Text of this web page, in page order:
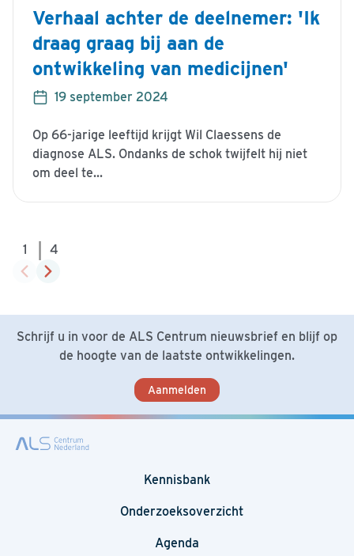
Verhaal achter de deelnemer: 'Ik
draag graag bij aan de
ontwikkeling van medicijnen'
19 september 2024
Op 66-jarige leeftijd krijgt Wil Claessens de
diagnose ALS. Ondanks de schok twijfelt hij niet
om deel te...
1 4
Schrijf u in voor de ALS Centrum nieuwsbrief en blijf op
de hoogte van de laatste ontwikkelingen.
Aanmelden
Kennisbank
Onderzoeksoverzicht
Agenda